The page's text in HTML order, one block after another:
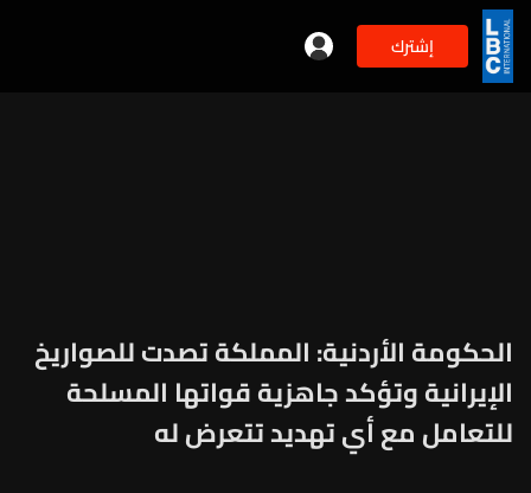
إشترك
الحكومة الأردنية: المملكة تصدت للصواريخ
الإيرانية وتؤكد جاهزية قواتها المسلحة
للتعامل مع أي تهديد تتعرض له